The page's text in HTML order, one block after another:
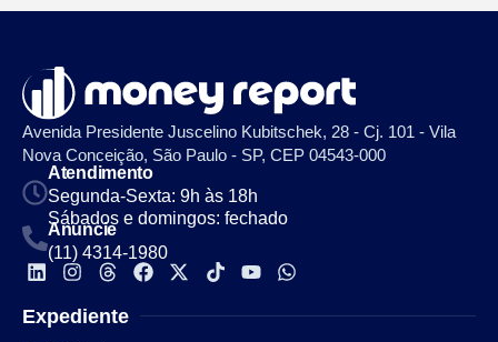
Avenida Presidente Juscelino Kubitschek, 28 - Cj. 101 - Vila
Nova Conceição, São Paulo - SP, CEP 04543-000
Atendimento
Segunda-Sexta: 9h às 18h
Sábados e domingos: fechado
Anuncie
(11) 4314-1980
Expediente